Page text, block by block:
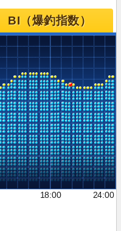
BI（爆釣指数）
18:00 24:00